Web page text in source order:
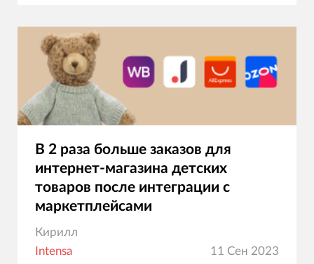
В 2 раза больше заказов для
интернет-магазина детских
товаров после интеграции с
маркетплейсами
Кирилл
Intensa
11 Сен 2023